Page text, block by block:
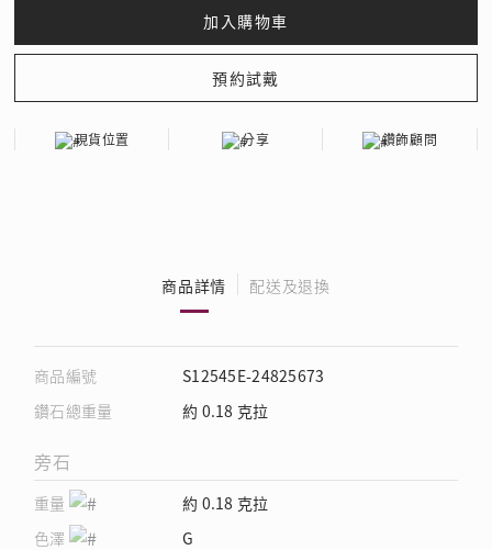
現貨位置 分享 鑽飾顧問
商品詳情 配送及退換
商品編號
S12545E-24825673
鑽石總重量
約 0.18 克拉
旁石
重量
約 0.18 克拉
色澤
G